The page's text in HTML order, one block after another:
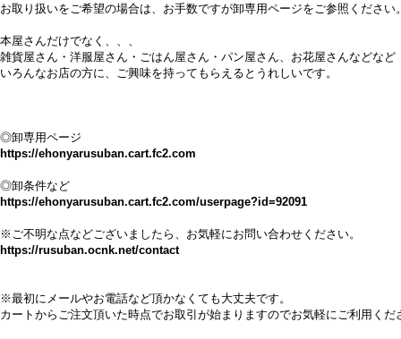
お取り扱いをご希望の場合は、お手数ですが卸専用ページをご参照ください
本屋さんだけでなく、、、
雑貨屋さん・洋服屋さん・ごはん屋さん・パン屋さん、お花屋さんなどなど
いろんなお店の方に、ご興味を持ってもらえるとうれしいです。
◎卸専用ページ
https://ehonyarusuban.cart.fc2.com
◎卸条件など
https://ehonyarusuban.cart.fc2.com/userpage?id=92091
※ご不明な点などございましたら、お気軽にお問い合わせください。
https://rusuban.ocnk.net/contact
※最初にメールやお電話など頂かなくても大丈夫です。
カートからご注文頂いた時点でお取引が始まりますのでお気軽にご利用くだ